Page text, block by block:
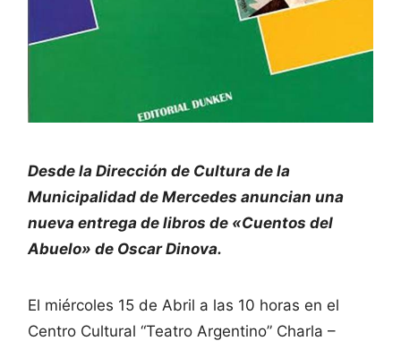
Desde la Dirección de Cultura de la
Municipalidad de Mercedes anuncian una
nueva entrega de libros de «Cuentos del
Abuelo» de Oscar Dinova.
El miércoles 15 de Abril a las 10 horas en el
Centro Cultural “Teatro Argentino” Charla –